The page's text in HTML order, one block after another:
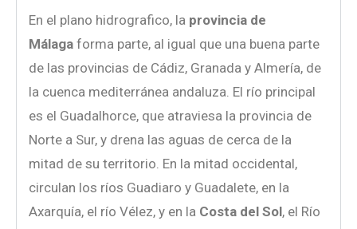
En el plano hidrografico, la provincia de
Málaga forma parte, al igual que una buena parte
de las provincias de Cádiz, Granada y Almería, de
la cuenca mediterránea andaluza. El río principal
es el Guadalhorce, que atraviesa la provincia de
Norte a Sur, y drena las aguas de cerca de la
mitad de su territorio. En la mitad occidental,
circulan los ríos Guadiaro y Guadalete, en la
Axarquía, el río Vélez, y en la Costa del Sol, el Río